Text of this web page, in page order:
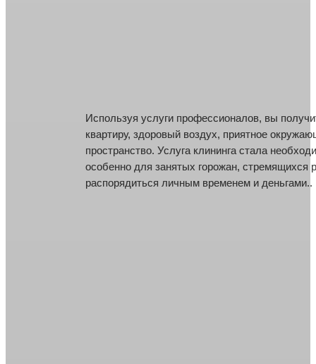
Используя услуги профессионалов, вы
квартиру, здоровый воздух, приятное
пространство. Услуга клининга стала
особенно для занятых горожан, стремящихся
распорядиться личным временем и деньгами..
Используя услуги профессионалов, вы
квартиру, здоровый воздух, приятное
пространство. Услуга клининга стала
особенно для занятых горожан, стремящихся
распорядиться личным временем и деньгами..